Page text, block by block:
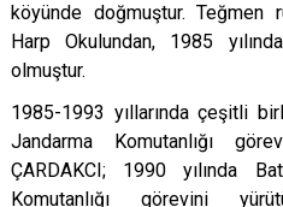
köyünde doğmuştur. Teğmen
Harp Okulundan, 1985
olmuştur.
1985-1993 yıllarında çeşitli
Jandarma Komutanlığı
ÇARDAKCI; 1990 yılında
Komutanlığı görevini